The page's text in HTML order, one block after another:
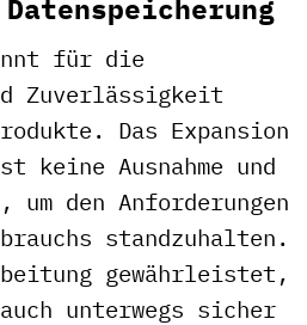
für die
Zuverlässigkeit
Das Expansion
keine Ausnahme und
den Anforderungen
standzuhalten.
gewährleistet,
unterwegs sicher